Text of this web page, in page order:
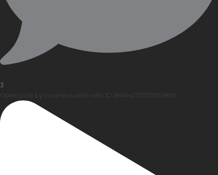
3
Open post by cuisinevivante with ID 18044212072500865